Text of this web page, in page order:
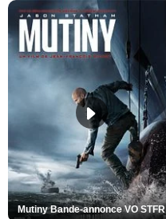
Mutiny Bande-annonce VO STFR